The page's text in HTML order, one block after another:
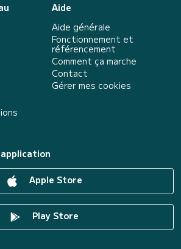
Aide
Aide générale
Fonctionnement et
référencement
Comment ça marche
Contact
Gérer mes cookies
Apple Store
Play Store